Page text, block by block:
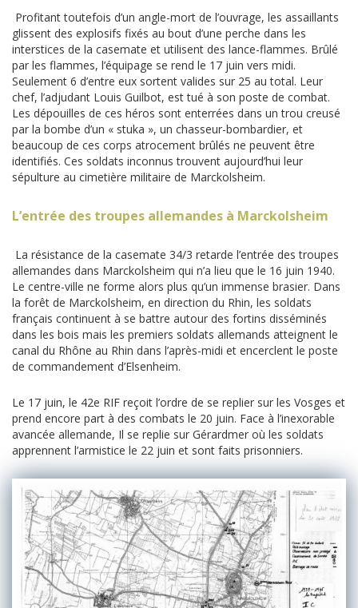
Profitant toutefois d’un angle-mort de l’ouvrage, les assaillants
glissent des explosifs fixés au bout d’une perche dans les
interstices de la casemate et utilisent des lance-flammes. Brûlé
par les flammes, l’équipage se rend le 17 juin vers midi.
Seulement 6 d’entre eux sortent valides sur 25 au total. Leur
chef, l’adjudant Louis Guilbot, est tué à son poste de combat.
Les dépouilles de ces héros sont enterrées dans un trou creusé
par la bombe d’un « stuka », un chasseur-bombardier, et
beaucoup de ces corps atrocement brûlés ne peuvent être
identifiés. Ces soldats inconnus trouvent aujourd’hui leur
sépulture au cimetière militaire de Marckolsheim.
L’entrée des troupes allemandes à Marckolsheim
La résistance de la casemate 34/3 retarde l’entrée des troupes
allemandes dans Marckolsheim qui n’a lieu que le 16 juin 1940.
Le centre-ville ne forme alors plus qu’un immense brasier. Dans
la forêt de Marckolsheim, en direction du Rhin, les soldats
français continuent à se battre autour des fortins disséminés
dans les bois mais les premiers soldats allemands atteignent le
canal du Rhône au Rhin dans l’après-midi et encerclent le poste
de commandement d’Elsenheim.
Le 17 juin, le 42e RIF reçoit l’ordre de se replier sur les Vosges et
prend encore part à des combats le 20 juin. Face à l’inexorable
avancée allemande, Il se replie sur Gérardmer où les soldats
apprennent l’armistice le 22 juin et sont faits prisonniers.